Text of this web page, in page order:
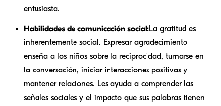
entusiasta.
Habilidades de comunicación social:La gratitud es
inherentemente social. Expresar agradecimiento
enseña a los niños sobre la reciprocidad, turnarse en
la conversación, iniciar interacciones positivas y
mantener relaciones. Les ayuda a comprender las
señales sociales y el impacto que sus palabras tienen